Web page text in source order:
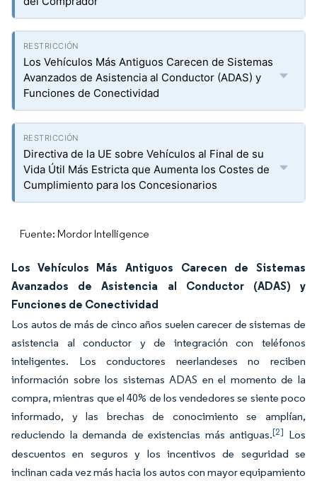
Los Vehículos Más Antiguos Carecen de Sistemas
Avanzados de Asistencia al Conductor (ADAS) y
Funciones de Conectividad
Directiva de la UE sobre Vehículos al Final de su
Vida Útil Más Estricta que Aumenta los Costes de
Cumplimiento para los Concesionarios
Fuente: Mordor Intelligence
Los Vehículos Más Antiguos Carecen de Sistemas
Avanzados de Asistencia al Conductor (ADAS) y
Funciones de Conectividad
Los autos de más de cinco años suelen carecer de sistemas de
asistencia al conductor y de integración con teléfonos
inteligentes. Los conductores neerlandeses no reciben
información sobre los sistemas ADAS en el momento de la
compra, mientras que el 40% de los vendedores se siente poco
informado, y las brechas de conocimiento se amplían,
reduciendo la demanda de existencias más antiguas.[2] Los
descuentos en seguros y los incentivos de seguridad se
inclinan cada vez más hacia los autos con mayor equipamiento